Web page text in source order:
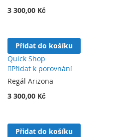
3 300,00 Kč
Přidat do košíku
Quick Shop
Přidat k porovnání
Regál Arizona
3 300,00 Kč
Přidat do košíku